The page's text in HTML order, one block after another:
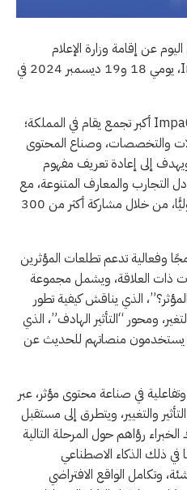
عن إقامة وزارة الإعلام
الملتقى الأول لصناع التأثير ImpaQ، يومي 18 و19 ديسمبر 2024 في
ويُعدُّ الملتقى الأول لصناع التأثير ImpaQ أكبر تجمع يقام في المملكة؛
والتخصصات، وصناع المحتوى
إلى إعادة تعريف مفهوم
التجارب والمعارف المتنوعة، مع
إبراز الخبرات والمواهب محليًّا ودوليًّا، من خلال مشاركة أكثر من 300
الملتقى أكثر من 40 برنامجًا وفعالية تدعم تطلعات المؤثرين
ذات العلاقة، ويشمل مجموعة
الذي يناقش كيفية تطور
ومحور “التأثير الهادف”، الذي
يستخدمون منصاتهم للحديث عن
في صناعة محتوى مؤثر، عبر
والتغيير، ويتطرق إلى مستقبل
رؤاهم حول المرحلة التالية
في ذلك الذكاء الاصطناعي
وتكامل الواقع الافتراضي